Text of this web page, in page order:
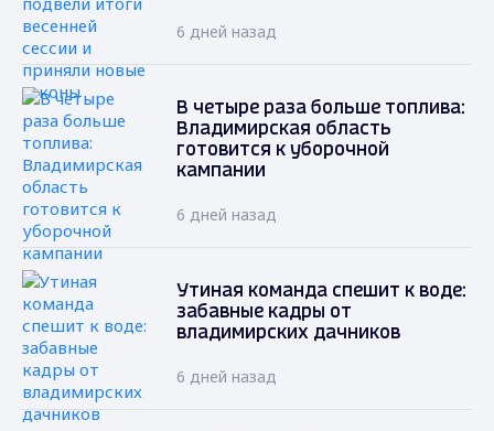
6 дней назад
В четыре раза больше топлива:
Владимирская область
готовится к уборочной
кампании
6 дней назад
Утиная команда спешит к воде:
забавные кадры от
владимирских дачников
6 дней назад